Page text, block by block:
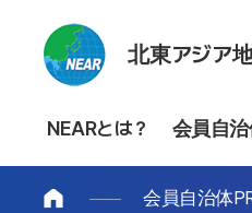
北東アジア
NEARとは？ 会員自
会員自治体